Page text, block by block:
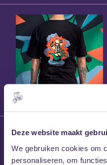
Deze website maakt
We gebruiken cookies om
personaliseren, om